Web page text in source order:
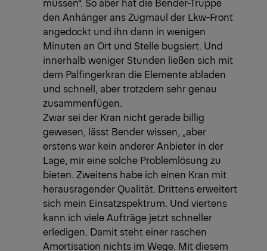
den Anhänger ans Zugmaul der Lkw-Front
angedockt und ihn dann in wenigen
Minuten an Ort und Stelle bugsiert. Und
innerhalb weniger Stunden ließen sich mit
dem Palfingerkran die Elemente abladen
und schnell, aber trotzdem sehr genau
zusammenfügen.
Zwar sei der Kran nicht gerade billig
gewesen, lässt Bender wissen, „aber
erstens war kein anderer Anbieter in der
Lage, mir eine solche Problemlösung zu
bieten. Zweitens habe ich einen Kran mit
herausragender Qualität. Drittens erweitert
sich mein Einsatzspektrum. Und viertens
kann ich viele Aufträge jetzt schneller
erledigen. Damit steht einer raschen
Amortisation nichts im Wege. Mit diesem